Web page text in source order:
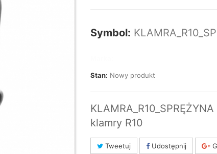
Symbol:
Stan: Nowy produkt
klamry R10
Tweetuj Udostępnij